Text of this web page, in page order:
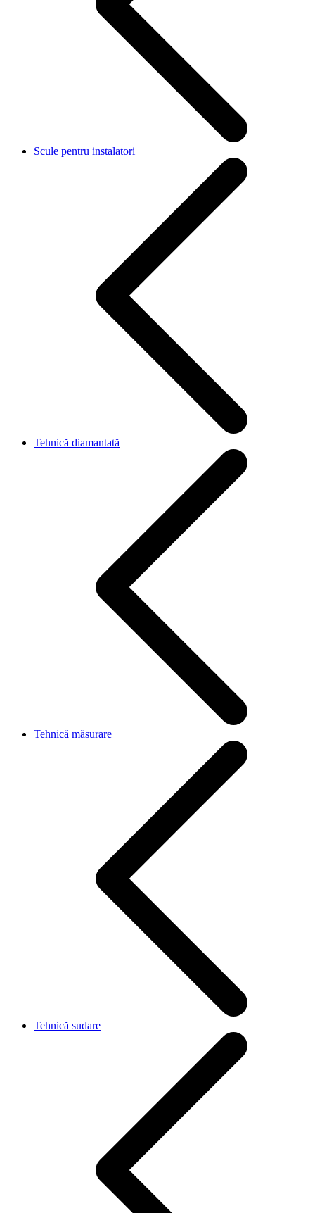
Scule pentru instalatori
Tehnică diamantată
Tehnică măsurare
Tehnică sudare